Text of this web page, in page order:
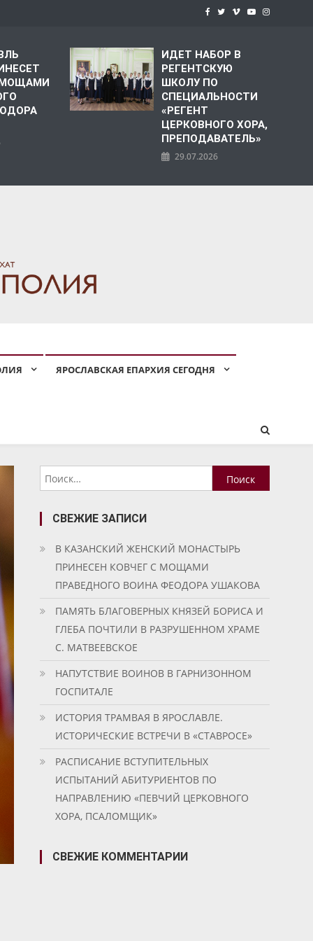
МОЩАМИ
ИДЕТ НАБОР В
РЕГЕНТСКУЮ
ШКОЛУ ПО
СПЕЦИАЛЬНОСТИ
«РЕГЕНТ
ЦЕРКОВНОГО ХОРА,
ПРЕПОДАВАТЕЛЬ»
29.07.2026
ЯРОСЛАВСКАЯ ЕПАРХИЯ СЕГОДНЯ
Найти:
СВЕЖИЕ ЗАПИСИ
В КАЗАНСКИЙ ЖЕНСКИЙ МОНАСТЫРЬ
ПРИНЕСЕН КОВЧЕГ С МОЩАМИ
ПРАВЕДНОГО ВОИНА ФЕОДОРА УШАКОВА
ПАМЯТЬ БЛАГОВЕРНЫХ КНЯЗЕЙ БОРИСА И
ГЛЕБА ПОЧТИЛИ В РАЗРУШЕННОМ ХРАМЕ
С. МАТВЕЕВСКОЕ
НАПУТСТВИЕ ВОИНОВ В ГАРНИЗОННОМ
ГОСПИТАЛЕ
ИСТОРИЯ ТРАМВАЯ В ЯРОСЛАВЛЕ.
ИСТОРИЧЕСКИЕ ВСТРЕЧИ В «СТАВРОСЕ»
РАСПИСАНИЕ ВСТУПИТЕЛЬНЫХ
ИСПЫТАНИЙ АБИТУРИЕНТОВ ПО
НАПРАВЛЕНИЮ «ПЕВЧИЙ ЦЕРКОВНОГО
ХОРА, ПСАЛОМЩИК»
СВЕЖИЕ КОММЕНТАРИИ